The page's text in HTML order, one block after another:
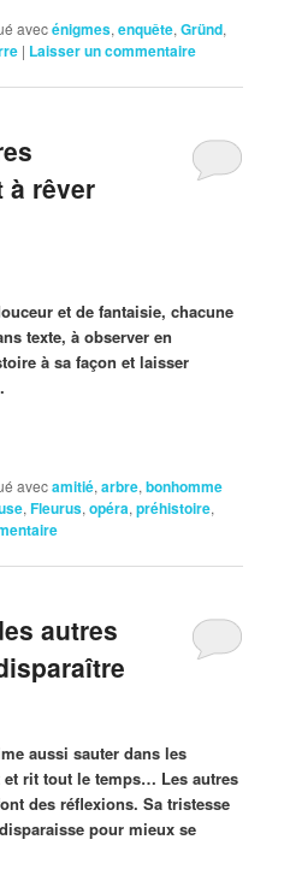
avecénigmes,enquête,Gründ,
| Laisser un commentaire
à rêver
et de fantaisie, chacune
texte, à observer en
à sa façon et laisser
avecamitié,arbre,bonhomme
,Fleurus,opéra,préhistoire,
autres
aussi sauter dans les
rit tout le temps… Les autres
des réflexions. Sa tristesse
pour mieux se